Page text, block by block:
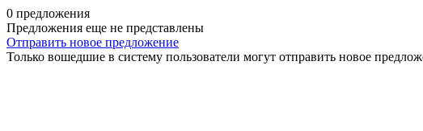
0 предложения
Предложения еще не представлены
Отправить новое предложение
Только вошедшие в систему пользователи могут отправить новое